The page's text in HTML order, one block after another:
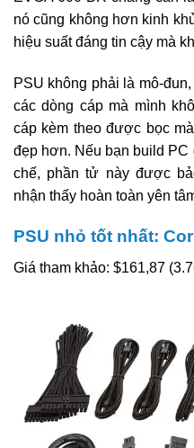
nó cũng không hơn kinh
hiệu suất đáng tin cậy mà
PSU không phải là mô-
các dòng cáp mà mình
cáp kèm theo được bọc
đẹp hơn. Nếu bạn build PC
chế, phần tử này được
nhận thấy hoàn toàn yên
PSU nhỏ tốt nhất:
Giá tham khảo: $161,87